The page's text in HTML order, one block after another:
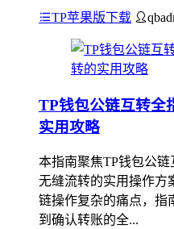
TP苹果版下载
TP钱包公链互转全
实用攻略
本指南聚焦TP钱包公
无缝流转的实用操作方
链操作复杂的痛点，指
到确认转账的全...